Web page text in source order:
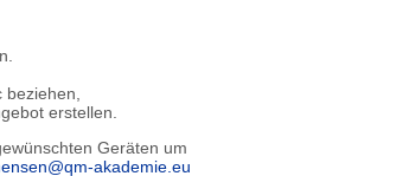
erstellen.
Geräten um
akademie.eu